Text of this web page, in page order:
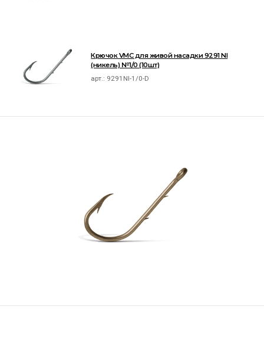
Крючок VMC для живой насадки 9291 NI
(никель) №1/0 (10шт)
арт.: 9291NI-1/0-D